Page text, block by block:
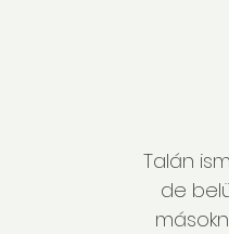
Talán
de